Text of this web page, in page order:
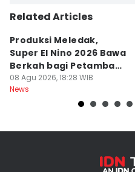
Related Articles
Produksi Meledak,
Super El Nino 2026 Bawa
Berkah bagi Petambak
Garam
08 Agu 2026, 18:28 WIB
News